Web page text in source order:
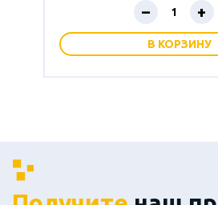
– +
В КОРЗИНУ